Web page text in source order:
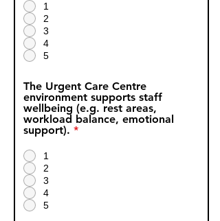
1
2
3
4
5
The Urgent Care Centre
environment supports staff
wellbeing (e.g. rest areas,
workload balance, emotional
support). *
1
2
3
4
5